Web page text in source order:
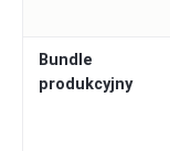
Bundle
produkcyjny